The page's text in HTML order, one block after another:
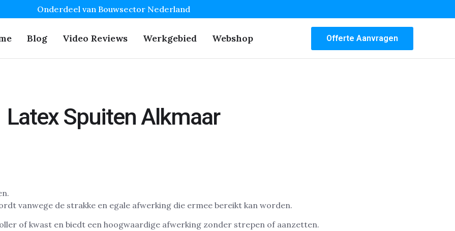
Onderdeel van Bouwsector Nederland
Blog Video Reviews Werkgebied Webshop Offerte Aanvragen
Latex Spuiten Alkmaar
vanwege de strakke en egale afwerking die ermee bereikt kan worden.
of kwast en biedt een hoogwaardige afwerking zonder strepen of aanzetten.